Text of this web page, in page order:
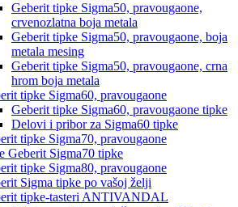
Geberit tipke Sigma50, pravougaone,
crvenozlatna boja metala
Geberit tipke Sigma50, pravougaone, boja
metala mesing
Geberit tipke Sigma50, pravougaone, crna
hrom boja metala
tipke Sigma60, pravougaone
Geberit tipke Sigma60, pravougaone tipke
Delovi i pribor za Sigma60 tipke
tipke Sigma70, pravougaone
Geberit Sigma70 tipke
tipke Sigma80, pravougaone
Sigma tipke po vašoj želji
tipke-tasteri ANTIVANDAL